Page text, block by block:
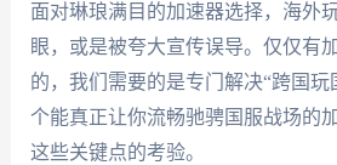
面对琳琅满目的加速器选择，海外
眼，或是被夸大宣传误导。仅仅有
的，我们需要的是专门解决“跨国玩
个能真正让你流畅驰骋国服战场的
这些关键点的考验。